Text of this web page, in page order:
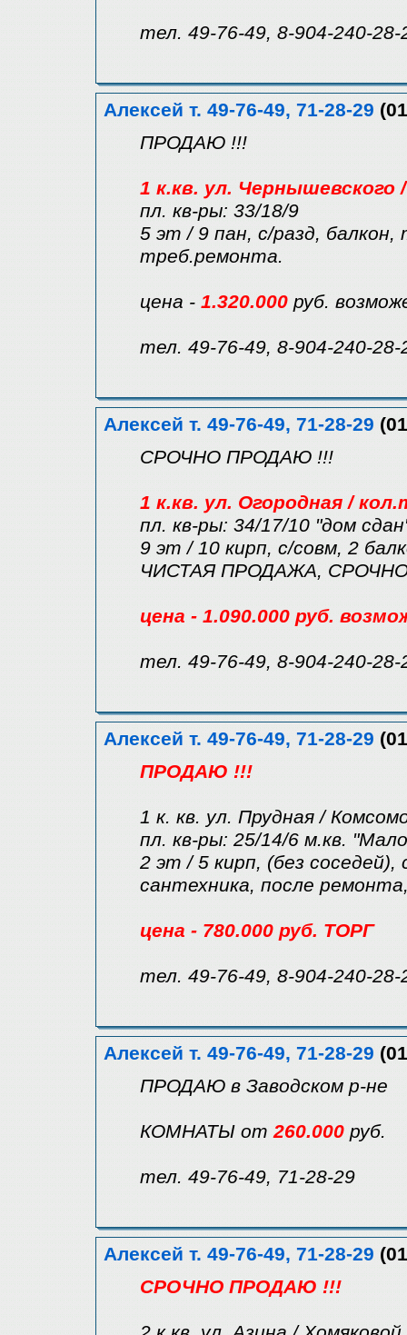
тел. 49-76-49, 8-904-240-28-
Алексей т. 49-76-49, 71-28-29
ПРОДАЮ !!!
1 к.кв. ул.
пл. кв-ры: 33/18/9
5 эт / 9 пан, с/разд,
треб.ремонта.
цена - 1.320.000 руб.
тел. 49-76-49, 8-904-240-28-
Алексей т. 49-76-49, 71-28-29
СРОЧНО ПРОДАЮ !!!
1 к.кв. ул. Огородная /
пл. кв-ры: 34/17/10 "дом
9 эт / 10 кирп, с/совм, 2
ЧИСТАЯ ПРОДАЖА,
цена - 1.090.000 руб.
тел. 49-76-49, 8-904-240-28-
Алексей т. 49-76-49, 71-28-29
ПРОДАЮ !!!
1 к. кв. ул. Прудная /
пл. кв-ры: 25/14/6 м.кв.
2 эт / 5 кирп, (без соседей),
сантехника, после
цена - 780.000 руб. ТОРГ
тел. 49-76-49, 8-904-240-28-
Алексей т. 49-76-49, 71-28-29
ПРОДАЮ в Заводском р-не
КОМНАТЫ от260.000 руб.
тел. 49-76-49, 71-28-29
Алексей т. 49-76-49, 71-28-29
СРОЧНО ПРОДАЮ !!!